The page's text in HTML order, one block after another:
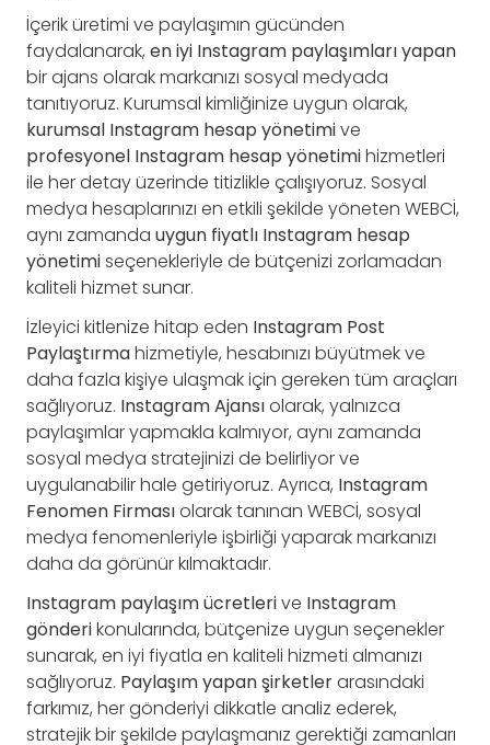
İçerik üretimi ve paylaşımın gücünden
faydalanarak, en iyi Instagram paylaşımları yapan
bir ajans olarak markanızı sosyal medyada
tanıtıyoruz. Kurumsal kimliğinize uygun olarak,
kurumsal Instagram hesap yönetimive
profesyonel Instagram hesap yönetimihizmetleri
ile her detay üzerinde titizlikle çalışıyoruz. Sosyal
medya hesaplarınızı en etkili şekilde yöneten WEBCİ,
aynı zamanda uygun fiyatlı Instagram hesap
yönetimiseçenekleriyle de bütçenizi zorlamadan
kaliteli hizmet sunar.
İzleyici kitlenize hitap eden Instagram Post
Paylaştırmahizmetiyle, hesabınızı büyütmek ve
daha fazla kişiye ulaşmak için gereken tüm araçları
sağlıyoruz. Instagram Ajansıolarak, yalnızca
paylaşımlar yapmakla kalmıyor, aynı zamanda
sosyal medya stratejinizi de belirliyor ve
uygulanabilir hale getiriyoruz. Ayrıca, Instagram
Fenomen Firmasıolarak tanınan WEBCİ, sosyal
medya fenomenleriyle işbirliği yaparak markanızı
daha da görünür kılmaktadır.
Instagram paylaşım ücretlerive Instagram
gönderikonularında, bütçenize uygun seçenekler
sunarak, en iyi fiyatla en kaliteli hizmeti almanızı
sağlıyoruz. Paylaşım yapan şirketlerarasındaki
farkımız, her gönderiyi dikkatle analiz ederek,
stratejik bir şekilde paylaşmanız gerektiği zamanları